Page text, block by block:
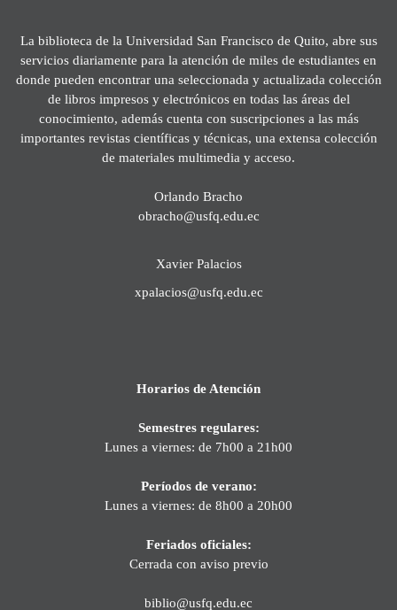
La biblioteca de la Universidad San Francisco de Quito, abre sus
servicios diariamente para la atención de miles de estudiantes en
donde pueden encontrar una seleccionada y actualizada colección
de libros impresos y electrónicos en todas las áreas del
conocimiento, además cuenta con suscripciones a las más
importantes revistas científicas y técnicas, una extensa colección
de materiales multimedia y acceso.
Orlando Bracho
obracho@usfq.edu.ec
Xavier Palacios
xpalacios@usfq.edu.ec
Horarios de Atención
Semestres regulares:
Lunes a viernes: de 7h00 a 21h00
Períodos de verano:
Lunes a viernes: de 8h00 a 20h00
Feriados oficiales:
Cerrada con aviso previo
biblio@usfq.edu.ec